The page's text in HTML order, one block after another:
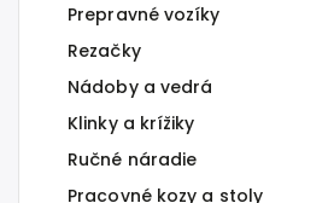
Prepravné vozíky
Rezačky
Nádoby a vedrá
Klinky a krížiky
Ručné náradie
Pracovné kozy a stoly